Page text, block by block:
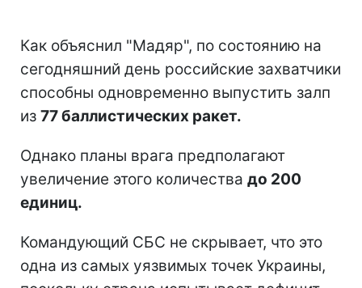
Как объяснил "Мадяр", по состоянию на
сегодняшний день российские захватчики
способны одновременно выпустить залп
из 77 баллистических ракет.
Однако планы врага предполагают
увеличение этого количества до 200
единиц.
Командующий СБС не скрывает, что это
одна из самых уязвимых точек Украины,